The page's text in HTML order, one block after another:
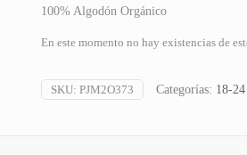
100% Algodón Orgánico
En este momento no hay existencias de
SKU: PJM2O373 Categorías: 18-24